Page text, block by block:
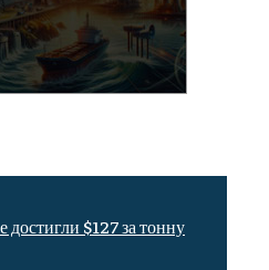
$127 за тонну